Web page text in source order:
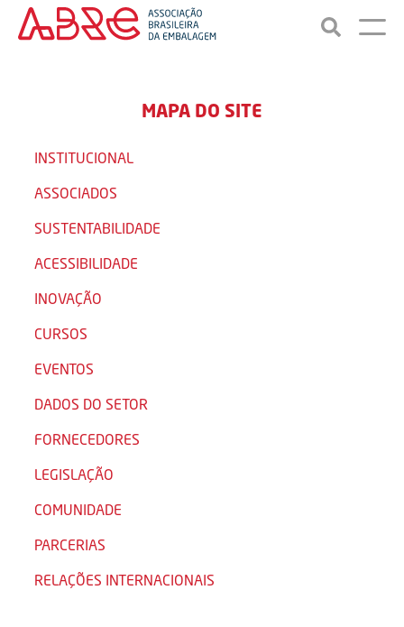
MAPA DO SITE
INSTITUCIONAL
ASSOCIADOS
SUSTENTABILIDADE
ACESSIBILIDADE
INOVAÇÃO
CURSOS
EVENTOS
DADOS DO SETOR
FORNECEDORES
LEGISLAÇÃO
COMUNIDADE
PARCERIAS
RELAÇÕES INTERNACIONAIS